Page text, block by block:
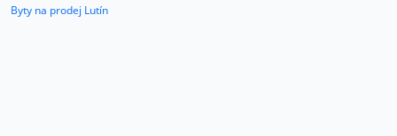
Byty na prodej Lutín